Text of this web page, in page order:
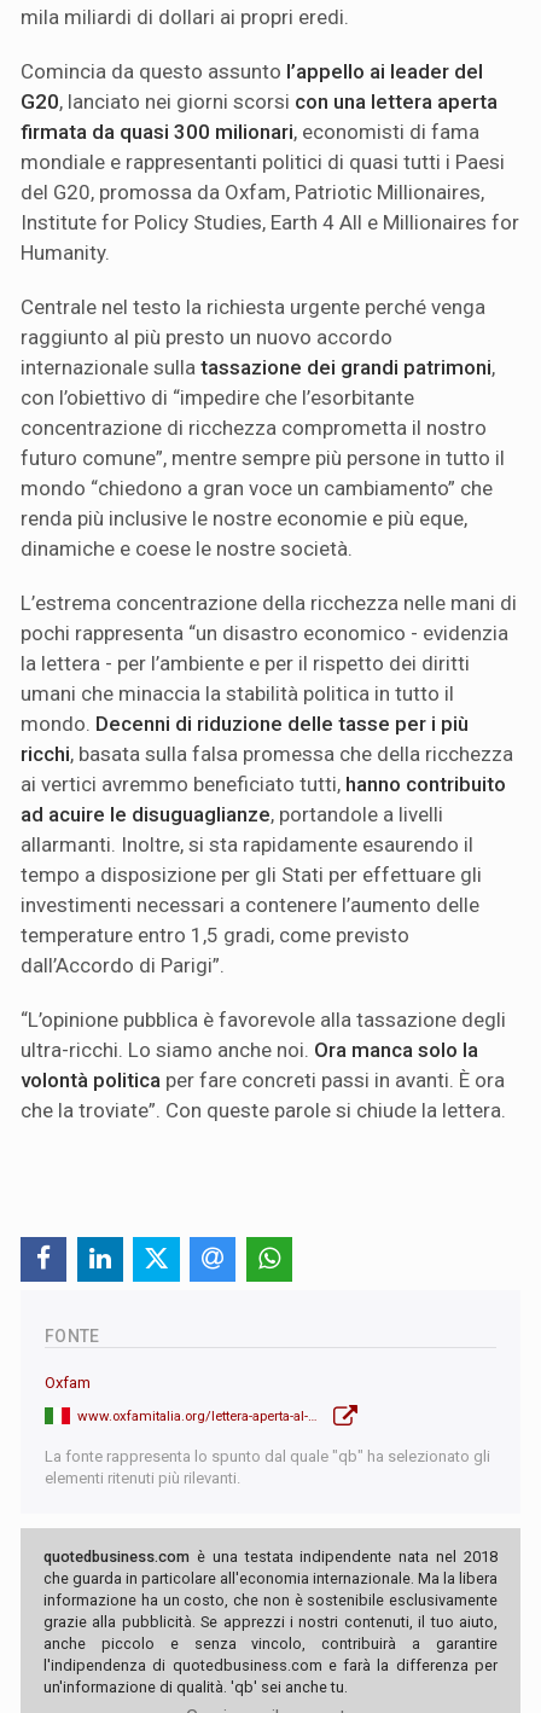
mila miliardi di dollari ai propri eredi.
Comincia da questo assunto l’appello ai leader del
G20, lanciato nei giorni scorsi con una lettera aperta
firmata da quasi 300 milionari, economisti di fama
mondiale e rappresentanti politici di quasi tutti i Paesi
del G20, promossa da Oxfam, Patriotic Millionaires,
Institute for Policy Studies, Earth 4 All e Millionaires for
Humanity.
Centrale nel testo la richiesta urgente perché venga
raggiunto al più presto un nuovo accordo
internazionale sulla tassazione dei grandi patrimoni,
con l’obiettivo di “impedire che l’esorbitante
concentrazione di ricchezza comprometta il nostro
futuro comune”, mentre sempre più persone in tutto il
mondo “chiedono a gran voce un cambiamento” che
renda più inclusive le nostre economie e più eque,
dinamiche e coese le nostre società.
L’estrema concentrazione della ricchezza nelle mani di
pochi rappresenta “un disastro economico - evidenzia
la lettera - per l’ambiente e per il rispetto dei diritti
umani che minaccia la stabilità politica in tutto il
mondo. Decenni di riduzione delle tasse per i più
ricchi, basata sulla falsa promessa che della ricchezza
ai vertici avremmo beneficiato tutti, hanno contribuito
ad acuire le disuguaglianze, portandole a livelli
allarmanti. Inoltre, si sta rapidamente esaurendo il
tempo a disposizione per gli Stati per effettuare gli
investimenti necessari a contenere l’aumento delle
temperature entro 1,5 gradi, come previsto
dall’Accordo di Parigi”.
“L’opinione pubblica è favorevole alla tassazione degli
ultra-ricchi. Lo siamo anche noi. Ora manca solo la
volontà politica per fare concreti passi in avanti. È ora
che la troviate”. Con queste parole si chiude la lettera.
FONTE
Oxfam
La fonte rappresenta lo spunto dal quale "qb" ha selezionato gli
elementi ritenuti più rilevanti.
quotedbusiness.com è una testata indipendente nata nel 2018
che guarda in particolare all'economia internazionale. Ma la libera
informazione ha un costo, che non è sostenibile esclusivamente
grazie alla pubblicità. Se apprezzi i nostri contenuti, il tuo aiuto,
anche piccolo e senza vincolo, contribuirà a garantire
l'indipendenza di quotedbusiness.com e farà la differenza per
un'informazione di qualità. 'qb' sei anche tu.